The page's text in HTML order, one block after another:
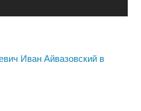
Иван Айвазовский в